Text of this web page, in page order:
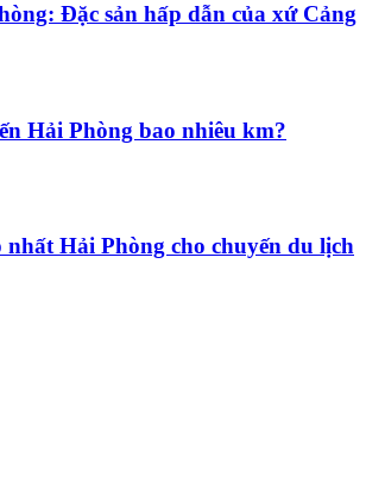
Đặc sản hấp dẫn của xứ Cảng
Hải Phòng bao nhiêu km?
nhất Hải Phòng cho chuyến du lịch